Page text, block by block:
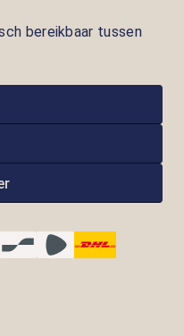
bereikbaar tussen